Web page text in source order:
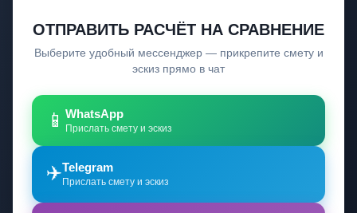
ОТПРАВИТЬ РАСЧЁТ НА СРАВНЕНИЕ
Выберите удобный мессенджер — прикрепите смету и
эскиз прямо в чат
📱 WhatsApp
Прислать смету и эскиз
✈️Telegram
Прислать смету и эскиз